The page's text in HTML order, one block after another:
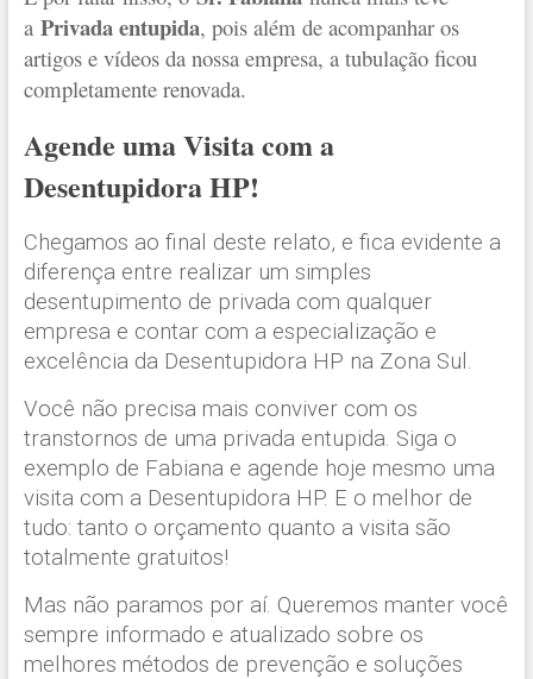
a Privada entupida, pois além de acompanhar os
artigos e vídeos da nossa empresa, a tubulação ficou
completamente renovada.
Agende uma Visita com a
Desentupidora HP!
Chegamos ao final deste relato, e fica evidente a
diferença entre realizar um simples
desentupimento de privada com qualquer
empresa e contar com a especialização e
excelência da Desentupidora HP na Zona Sul.
Você não precisa mais conviver com os
transtornos de uma privada entupida. Siga o
exemplo de Fabiana e agende hoje mesmo uma
visita com a Desentupidora HP. E o melhor de
tudo: tanto o orçamento quanto a visita são
totalmente gratuitos!
Mas não paramos por aí. Queremos manter você
sempre informado e atualizado sobre os
melhores métodos de prevenção e soluções